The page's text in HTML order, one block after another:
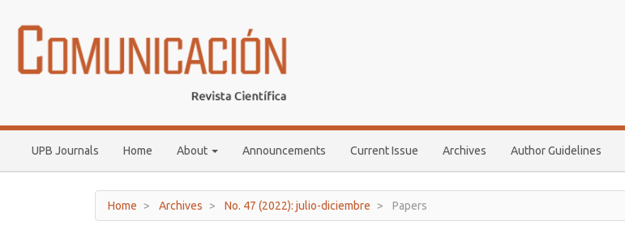
Navigation
Main
Content
Sidebar
UPB Journals Home About Announcements Current Issue Archives Author Guidelines
Home Archives No. 47 (2022): julio-diciembre Papers